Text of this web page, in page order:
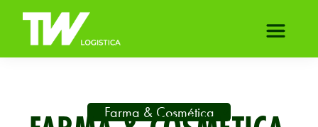
Farma & Cosmética